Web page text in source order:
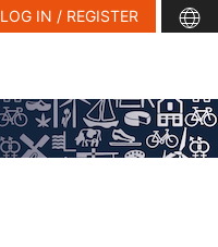
LOG IN / REGISTER